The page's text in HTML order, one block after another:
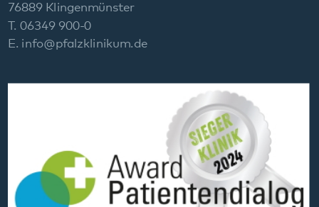
Datenschutz
Barrierefreiheit
Sitemap